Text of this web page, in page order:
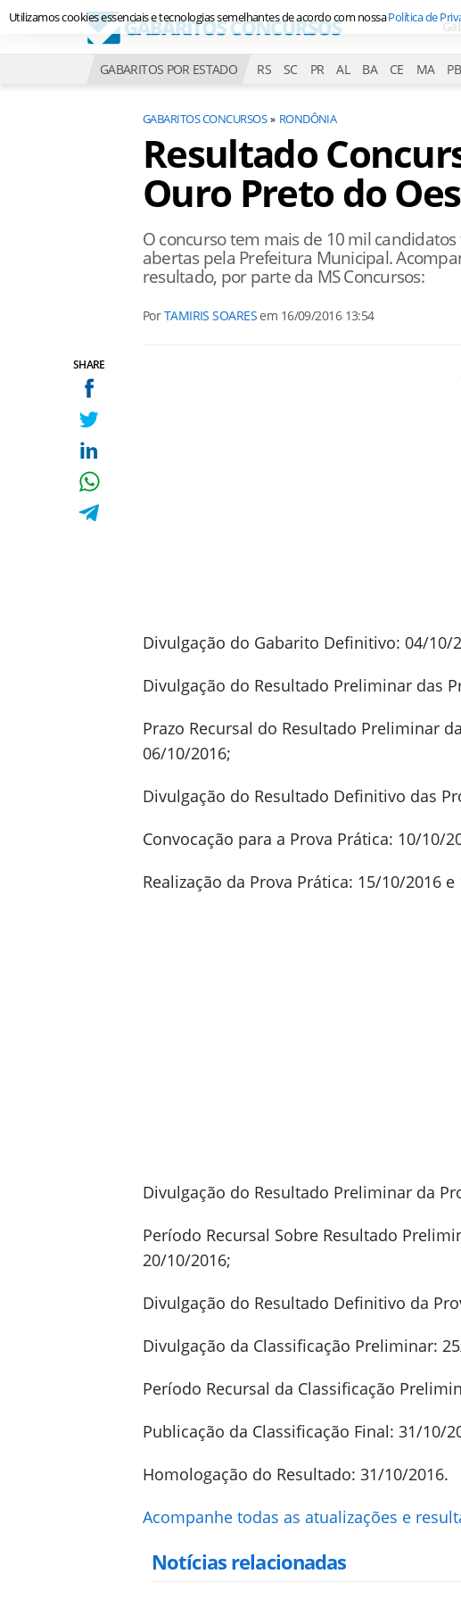
GABARITOS POR ESTADO RS SC PR AL BA CE MA PB
SHARE
GABARITOS CONCURSOS RONDÔNIA
Resultado
Ouro Preto do
O concurso tem mais de 10 mil
abertas pela Prefeitura Municipal.
resultado, por parte da MS Concursos:
PorTAMIRIS SOARESem 16/09/2016 13:54
Divulgação do Gabarito Definitivo: 04/10/
Divulgação do Resultado Preliminar das
Prazo Recursal do Resultado Preliminar
06/10/2016;
Divulgação do Resultado Definitivo das
Convocação para a Prova Prática: 10/10/
Realização da Prova Prática: 15/10/2016
Divulgação do Resultado Preliminar da
Período Recursal Sobre Resultado
20/10/2016;
Divulgação do Resultado Definitivo da
Divulgação da Classificação Preliminar:
Período Recursal da Classificação
Publicação da Classificação Final: 31/10/
Homologação do Resultado: 31/10/2016.
Acompanhe todas as atualizações e
Notícias relacionadas
Utilizamos cookies essenciais e tecnologias semelhantes de acordo com nossaPolítica de